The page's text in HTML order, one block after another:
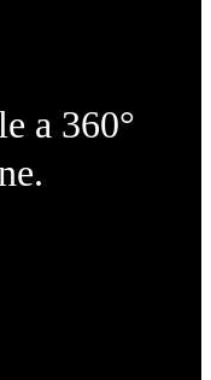
a 360°